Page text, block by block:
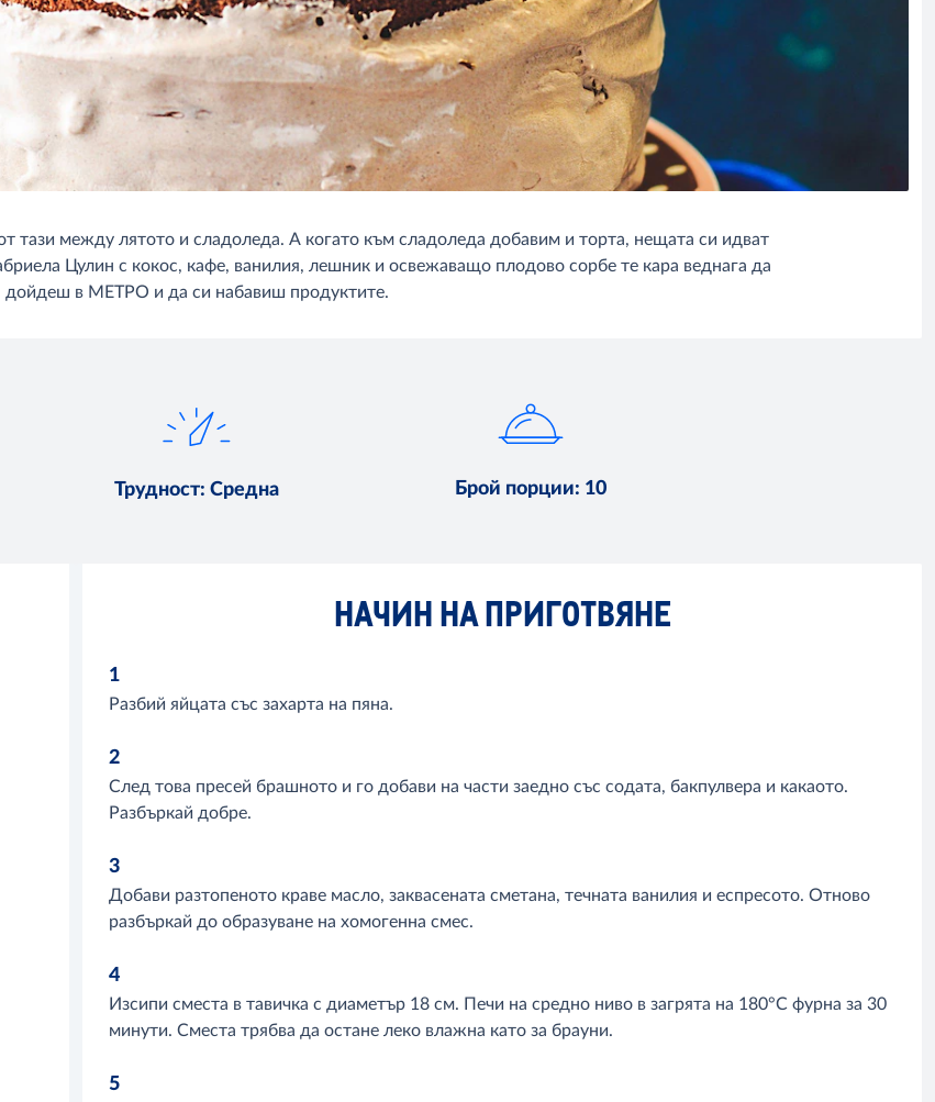
тази между лятото и сладоледа. А когато към сладоледа добавим и торта, нещата си идват
Цулин с кокос, кафе, ванилия, лешник и освежаващо плодово сорбе те кара веднага да
дойдеш в МЕТРО и да си набавиш продуктите.
Трудност: Средна Брой порции: 10
НАЧИН НА ПРИГОТВЯНЕ
1
Разбий яйцата със захарта на пяна.
2
След това пресей брашното и го добави на части заедно със содата, бакпулвера и какаото.
Разбъркай добре.
3
Добави разтопеното краве масло, заквасената сметана, течната ванилия и еспресото. Отново
разбъркай до образуване на хомогенна смес.
4
Изсипи сместа в тавичка с диаметър 18 см. Печи на средно ниво в загрята на 180°C фурна за 30
минути. Сместа трябва да остане леко влажна като за брауни.
5